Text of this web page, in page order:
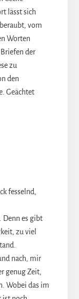
lässt sich
vom
Worten
der
zu
den
Geächtet
fesselnd,
Denn es gibt
zu viel
nach, mir
genug Zeit,
Wobei das im